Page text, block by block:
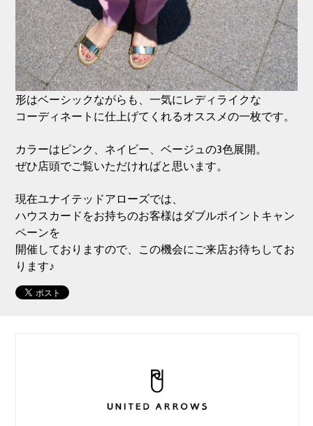
形はベーシックながらも、一気にレディライクな
コーディネートに仕上げてくれるオススメの一枚です。
カラーはピンク、ネイビー、ベージュの3色展開。
ぜひ店頭でご覧いただければと思います。
現在ユナイテッドアローズでは、
ハウスカードをお持ちのお客様はダブルポイントキャン
ペーンを
開催しておりますので、この機会にご来店お待ちしてお
ります♪